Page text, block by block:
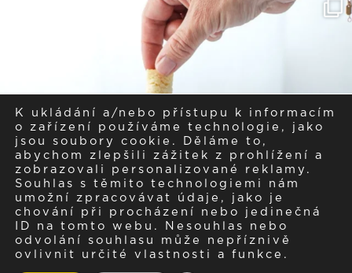
K ukládání a/nebo přístupu k informacím
o zařízení používáme technologie, jako
jsou soubory cookie. Děláme to,
abychom zlepšili zážitek z prohlížení a
zobrazovali personalizované reklamy.
Souhlas s těmito technologiemi nám
umožní zpracovávat údaje, jako je
chování při procházení nebo jedinečná
ID na tomto webu. Nesouhlas nebo
odvolání souhlasu může nepříznivě
ovlivnit určité vlastnosti a funkce.